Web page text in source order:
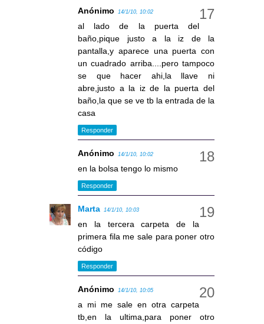
Anónimo 14/1/10, 10:02
al lado de la puerta del
baño,pique justo a la iz de la
pantalla,y aparece una puerta con
un cuadrado arriba....pero tampoco
se que hacer ahi,la llave ni
abre,justo a la iz de la puerta del
baño,la que se ve tb la entrada de la
casa
Responder
Anónimo 14/1/10, 10:02
en la bolsa tengo lo mismo
Responder
Marta 14/1/10, 10:03
en la tercera carpeta de la
primera fila me sale para poner otro
código
Responder
Anónimo 14/1/10, 10:05
a mi me sale en otra carpeta
tb,en la ultima,para poner otro